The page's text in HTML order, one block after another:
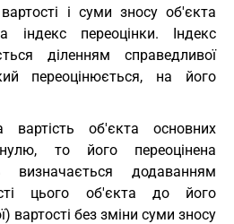
вартості і суми зносу об'єкта
індекс переоцінки. Індекс
діленням справедливої
переоцінюється, на його
об'єкта основних
то його переоцінена
визначається додаванням
цього об'єкта до його
вартості без зміни суми зносу